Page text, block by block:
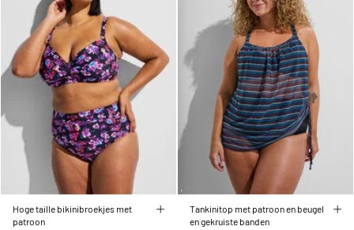
Hoge taille bikinibroekjes met
patroon
Tankinitop met patroon en beugel
en gekruiste banden